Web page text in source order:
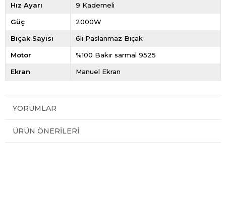
Hız Ayarı 9 Kademeli
Güç 2000W
Bıçak Sayısı 6lı Paslanmaz Bıçak
Motor %100 Bakır sarmal 9525
Ekran Manuel Ekran
YORUMLAR
ÜRÜN ÖNERILERI